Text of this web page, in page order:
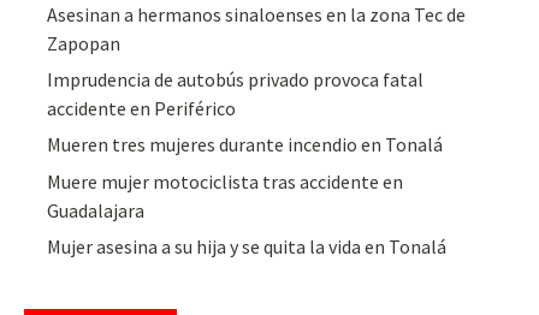
Asesinan a hermanos sinaloenses en la zona Tec de
Zapopan
Imprudencia de autobús privado provoca fatal
accidente en Periférico
Mueren tres mujeres durante incendio en Tonalá
Muere mujer motociclista tras accidente en
Guadalajara
Mujer asesina a su hija y se quita la vida en Tonalá